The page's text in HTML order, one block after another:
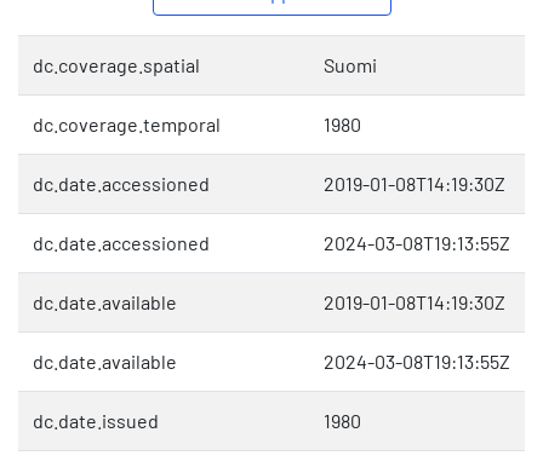
dc.coverage.spatial Suomi
dc.coverage.temporal 1980
dc.date.accessioned 2019-01-08T14:19:30Z
dc.date.accessioned 2024-03-08T19:13:55Z
dc.date.available 2019-01-08T14:19:30Z
dc.date.available 2024-03-08T19:13:55Z
dc.date.issued 1980